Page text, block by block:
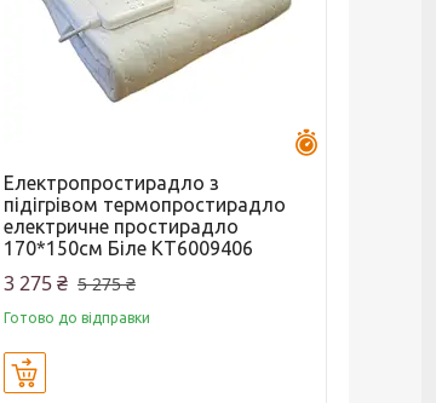
Електропростирадло з
підігрівом термопростирадло
електричне простирадло
170*150см Біле KT6009406
3 275 ₴ 5 275 ₴
Готово до відправки